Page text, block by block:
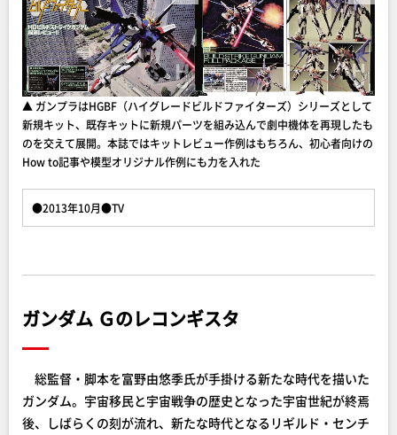
▲ ガンプラはHGBF（ハイグレードビルドファイターズ）シリーズとして
新規キット、既存キットに新規パーツを組み込んで劇中機体を再現したも
のを交えて展開。本誌ではキットレビュー作例はもちろん、初心者向けの
How to記事や模型オリジナル作例にも力を入れた
●2013年10月●TV
ガンダム Ｇのレコンギスタ
総監督・脚本を富野由悠季氏が手掛ける新たな時代を描いた
ガンダム。宇宙移民と宇宙戦争の歴史となった宇宙世紀が終焉
後、しばらくの刻が流れ、新たな時代となるリギルド・センチ